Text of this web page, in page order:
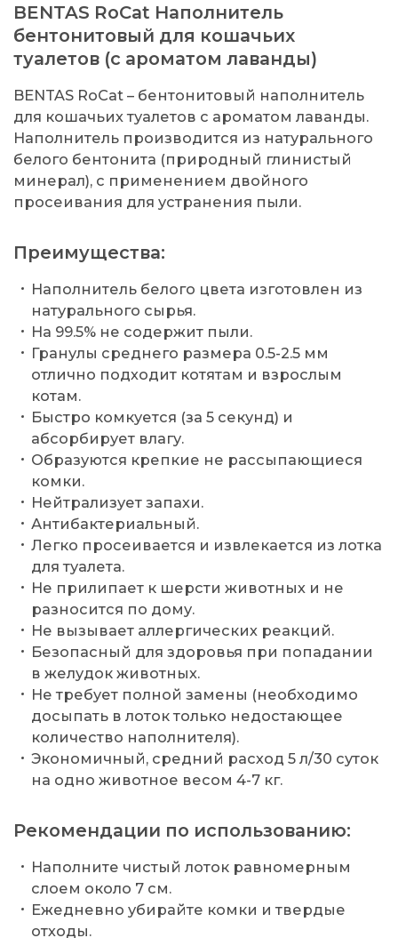
BENTAS RoCat Наполнитель
бентонитовый для кошачьих
туалетов (с ароматом лаванды)
BENTAS RoCat – бентонитовый наполнитель
для кошачьих туалетов с ароматом лаванды.
Наполнитель производится из натурального
белого бентонита (природный глинистый
минерал), с применением двойного
просеивания для устранения пыли.
Преимущества:
Наполнитель белого цвета изготовлен из
натурального сырья.
На 99.5% не содержит пыли.
Гранулы среднего размера 0.5-2.5 мм
отлично подходит котятам и взрослым
котам.
Быстро комкуется (за 5 секунд) и
абсорбирует влагу.
Образуются крепкие не рассыпающиеся
комки.
Нейтрализует запахи.
Антибактериальный.
Легко просеивается и извлекается из лотка
для туалета.
Не прилипает к шерсти животных и не
разносится по дому.
Не вызывает аллергических реакций.
Безопасный для здоровья при попадании
в желудок животных.
Не требует полной замены (необходимо
досыпать в лоток только недостающее
количество наполнителя).
Экономичный, средний расход 5 л/30 суток
на одно животное весом 4-7 кг.
Рекомендации по использованию:
Наполните чистый лоток равномерным
слоем около 7 см.
Ежедневно убирайте комки и твердые
отходы.